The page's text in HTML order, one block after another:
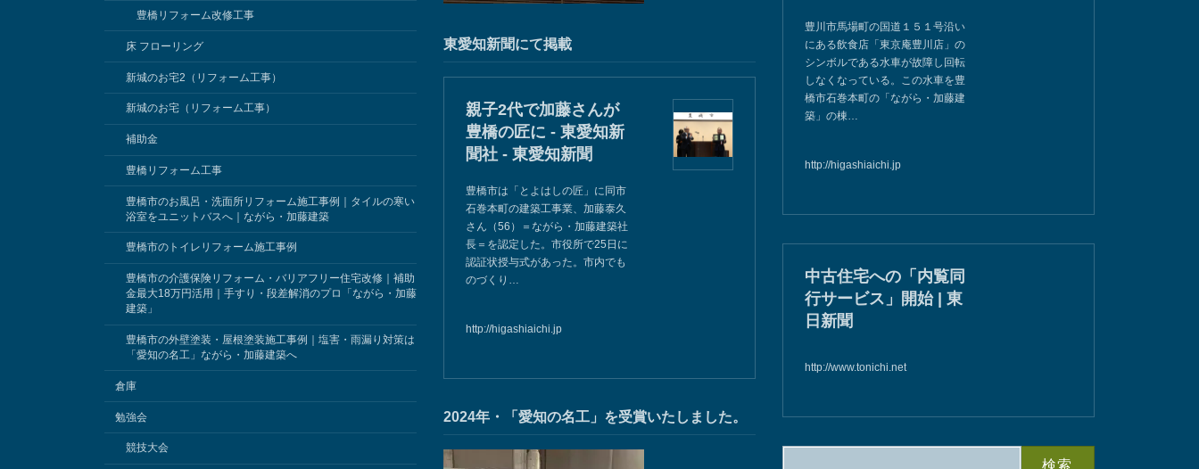
豊橋リフォーム改修工事
床 フローリング
新城のお宅2（リフォーム工事）
新城のお宅（リフォーム工事）
補助金
豊橋リフォーム工事
豊橋市のお風呂・洗面所リフォーム施工事例｜タイルの寒い
浴室をユニットバスへ｜ながら・加藤建築
豊橋市のトイレリフォーム施工事例
豊橋市の介護保険リフォーム・バリアフリー住宅改修｜補助
金最大18万円活用｜手すり・段差解消のプロ「ながら・加藤
建築」
豊橋市の外壁塗装・屋根塗装施工事例｜塩害・雨漏り対策は
「愛知の名工」ながら・加藤建築へ
倉庫
勉強会
競技大会
東愛知新聞にて掲載
親子2代で加藤さんが
豊橋の匠に - 東愛知新
聞社 - 東愛知新聞
豊橋市は「とよはしの匠」に同市
石巻本町の建築工事業、加藤泰久
さん（56）＝ながら・加藤建築社
長＝を認定した。市役所で25日に
認証状授与式があった。市内でも
のづくり…
http://higashiaichi.jp
2024年・「愛知の名工」を受賞いたしました。
豊川市馬場町の国道１５１号沿い
にある飲食店「東京庵豊川店」の
シンボルである水車が故障し回転
しなくなっている。この水車を豊
橋市石巻本町の「ながら・加藤建
築」の棟…
http://higashiaichi.jp
中古住宅への「内覧同
行サービス」開始 | 東
日新聞
http://www.tonichi.net
検